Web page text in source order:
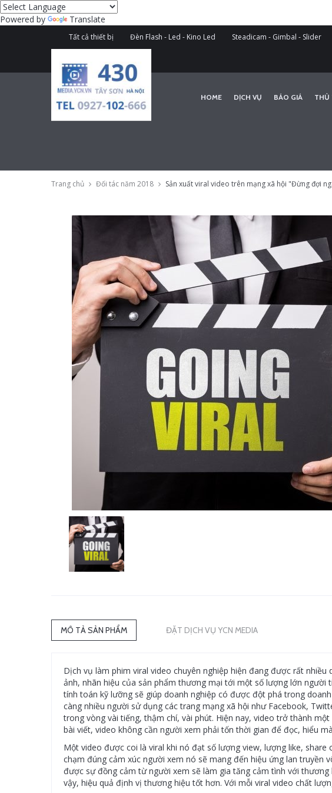
Powered by Translate
Tất cả thiết bị Đèn Flash - Led - Kino Led Steadicam - Gimbal - Slider
HOME DỊCH VỤ BÁO GIÁ THỦ
Trang chủ Đối tác năm 2018 Sản xuất viral video trên mạng xã hội "Đừng đợi
MÔ TẢ SẢN PHẨM ĐẶT DỊCH VỤ YCN MEDIA
Dịch vụ làm phim viral video chuyên nghiệp hiện đang được rất
ảnh, nhãn hiệu của sản phẩm thương mại tới một số lượng lớn
tính toán kỹ lưỡng sẽ giúp doanh nghiệp có được đột phá trong
càng nhiều người sử dụng các trang mạng xã hội như Facebook,
trong vòng vài tiếng, thậm chí, vài phút. Hiện nay, video trở thành
bài viết, video không cần người xem phải tốn thời gian để đọc, hiểu
Một video được coi là viral khi nó đạt số lượng view, lượng like,
chạm đúng cảm xúc người xem nó sẽ mang đến hiệu ứng lan truyền
được sự đồng cảm từ người xem sẽ làm gia tăng cảm tình với
vậy, hiệu quả định vị thương hiệu tốt hơn. Với mỗi viral video chất